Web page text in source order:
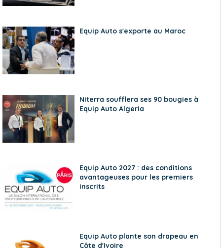
Equip Auto s'exporte au Maroc
Niterra soufflera ses 90 bougies à
Equip Auto Algeria
Equip Auto 2027 : des conditions
avantageuses pour les premiers
inscrits
Equip Auto plante son drapeau en
Côte d'Ivoire